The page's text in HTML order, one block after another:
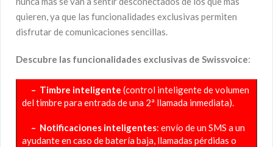
quieren, ya que las funcionalidades exclusivas permiten
disfrutar de comunicaciones sencillas.
Descubre las funcionalidades exclusivas de Swissvoice:
– Timbre inteligente (control inteligente de volumen
del timbre para entrada de una 2ª llamada inmediata).
– Notificaciones inteligentes: envío de un SMS a un
ayudante en caso de batería baja, llamadas pérdidas o